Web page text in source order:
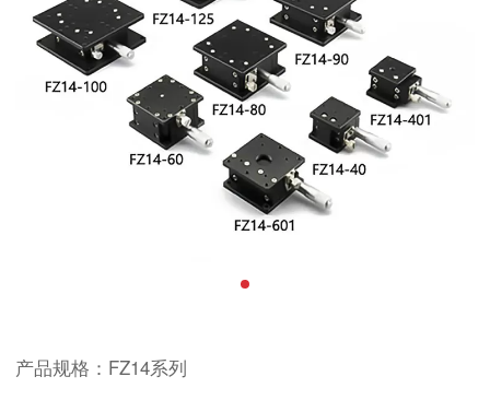
产品规格：FZ14系列